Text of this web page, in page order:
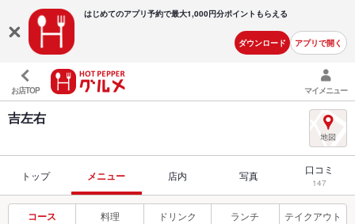
はじめてのアプリ予約で最大1,000円分ポイントもらえる
ダウンロード アプリで開く
お店TOP マイメニュー
吉左右
トップ メニュー 店内 写真 口コミ
147
コース 料理 ドリンク ランチ テイクアウト